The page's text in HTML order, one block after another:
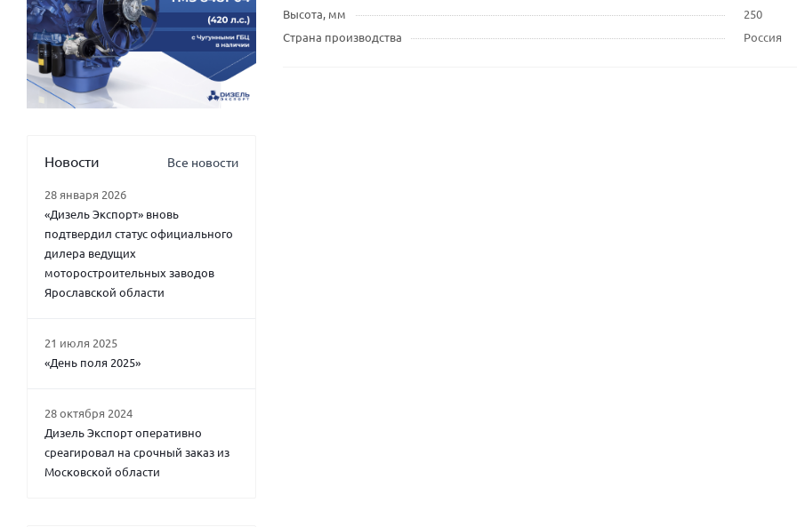
Высота, мм
250
Страна производства
Россия
Новости Все новости
28 января 2026
«Дизель Экспорт» вновь
подтвердил статус официального
дилера ведущих
моторостроительных заводов
Ярославской области
21 июля 2025
«День поля 2025»
28 октября 2024
Дизель Экспорт оперативно
среагировал на срочный заказ из
Московской области